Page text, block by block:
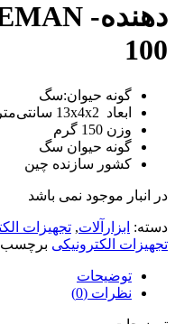
100
گونه حیوان:سگ
ابعاد 13x4x2 سانتی‌متر
وزن 150 گرم
گونه حیوان سگ
کشور سازنده چین
در انبار موجود نمی باشد
دسته: ابزارآلات, تجهیزات
تجهیزات الکترونیکی
توضیحات
نظرات (0)